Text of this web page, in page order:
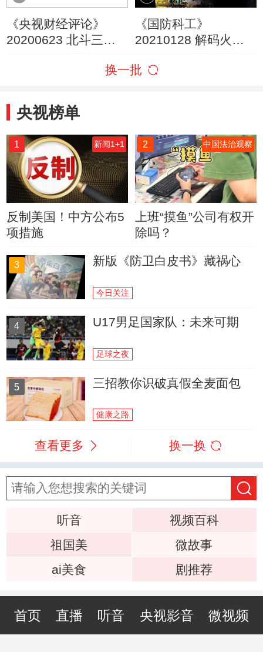
《央视财经评论》
20200623 北斗三号
《国防科工》
20210128 解码火箭
换一批
央视榜单
1 新闻1+1
反制美国！中方公布5
项措施
2 中国法治观察
上班“摸鱼”公司有权开
除吗？
3 新版《防卫白皮书》藏祸心
今日关注
4 U17男足国家队：未来可期
足球之夜
5 三招教你识破真假全麦面包
健康之路
查看更多 换一换
听音
视频百科
祖国美
微故事
ai美食
剧推荐
首页 直播 听音 央视影音 微视频